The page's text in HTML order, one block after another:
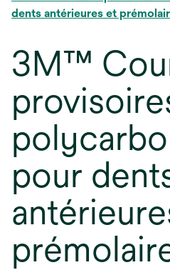
dents antérieures et
3M™
pour